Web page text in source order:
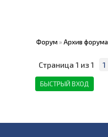
Форум »Архив форума
Страница 1 из 1
1